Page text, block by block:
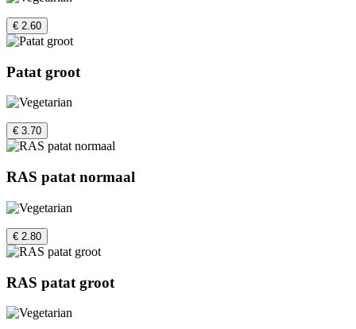
€ 2.60
Patat groot
€ 3.70
RAS patat normaal
€ 2.80
RAS patat groot